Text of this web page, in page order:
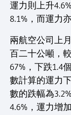
運力則上升
8.1%，而運力
兩航空公司上
百二十公噸，
67%，下跌1.4
數計算的運力
數的跌幅為
4.6%，運力增